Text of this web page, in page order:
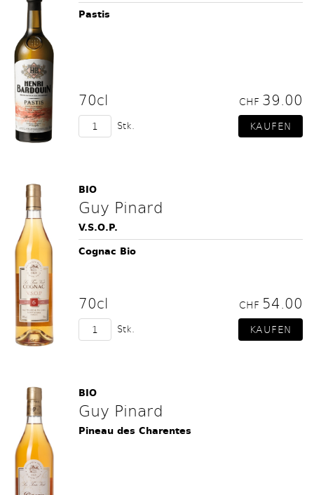
Pastis
70cl CHF 39.00
Stk.
BIO
Guy Pinard
V.S.O.P.
Cognac Bio
70cl CHF 54.00
Stk.
BIO
Guy Pinard
Pineau des Charentes